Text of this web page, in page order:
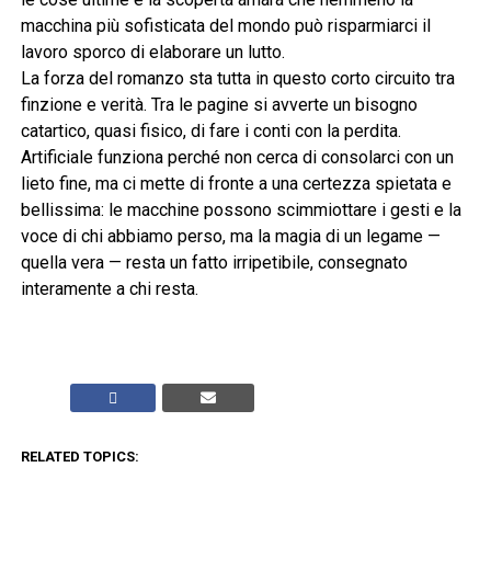
macchina più sofisticata del mondo può risparmiarci il
lavoro sporco di elaborare un lutto.
La forza del romanzo sta tutta in questo corto circuito tra
finzione e verità. Tra le pagine si avverte un bisogno
catartico, quasi fisico, di fare i conti con la perdita.
Artificiale funziona perché non cerca di consolarci con un
lieto fine, ma ci mette di fronte a una certezza spietata e
bellissima: le macchine possono scimmiottare i gesti e la
voce di chi abbiamo perso, ma la magia di un legame —
quella vera — resta un fatto irripetibile, consegnato
interamente a chi resta.
RELATED TOPICS: